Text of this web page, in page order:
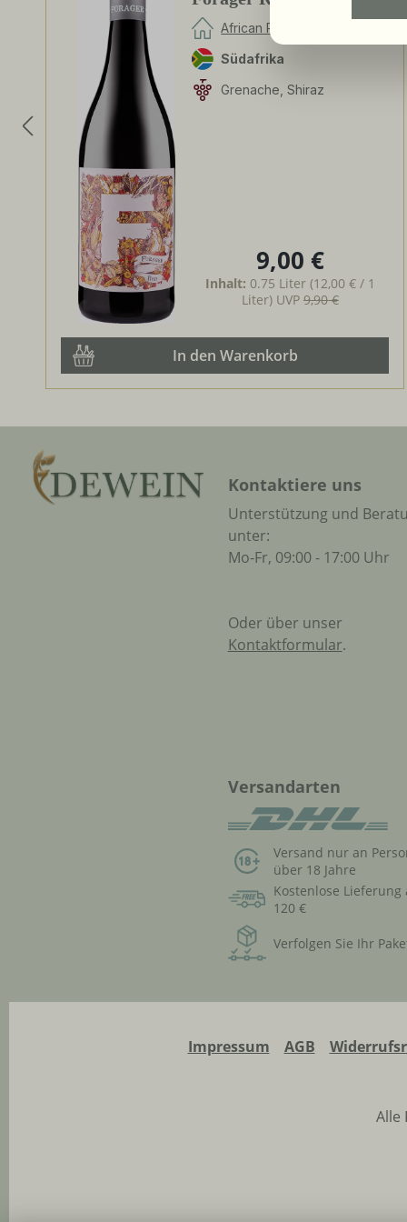
Grenache
African Pride Wines
Südafrika
Grenache, Shiraz
Regulärer Preis:
9,00 €
Inhalt: 0.75 Liter (12,00 € / 1
Liter) UVP 9,90 €
In den Warenkorb
Kontaktiere uns
Unterstützung und
unter:
Mo-Fr, 09:00 - 17:00 Uhr
Oder über unser
Kontaktformular.
Versandarten
Versand nur an
über 18 Jahre
Kostenlose Lieferung
120 €
Verfolgen Sie Ihr
Impressum AGB
Alle